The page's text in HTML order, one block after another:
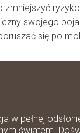
swojego
się po
w pełnej
światem.